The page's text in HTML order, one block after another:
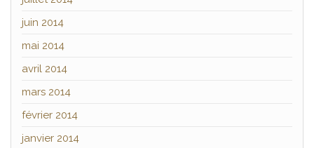
juin 2014
mai 2014
avril 2014
mars 2014
février 2014
janvier 2014